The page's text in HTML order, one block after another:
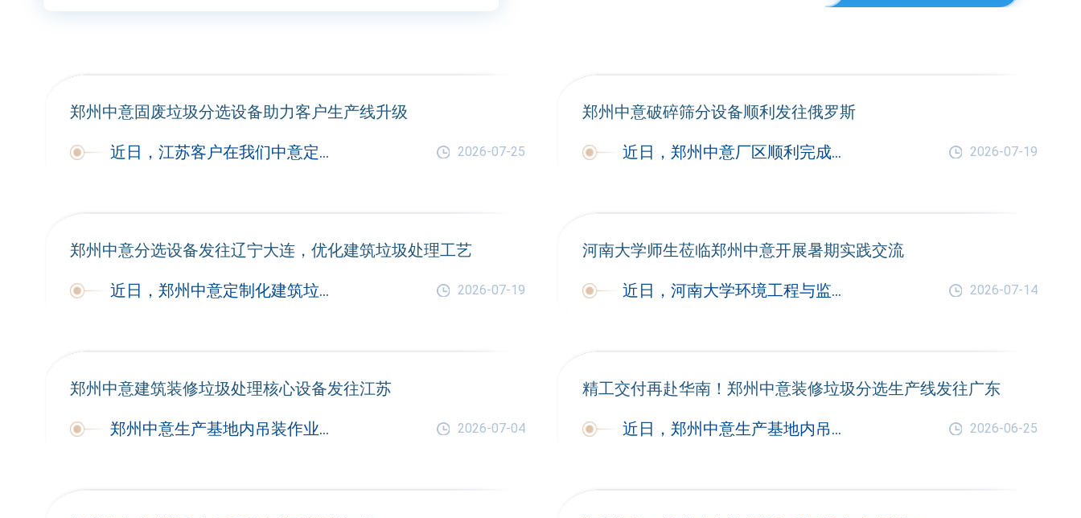
郑州中意固废垃圾分选设备助力客户生产线升级
近日，江苏客户在我们中意定制的棒条阶梯筛和棒条圆弛张筛正式完成装车发货，即将投入客户垃圾分选生产线，针对性解决客户原有设备筛分不彻底的生产难题，助力客 2026-07-25
郑州中意破碎筛分设备顺利发往俄罗斯
近日，郑州中意厂区顺利完成出口设备装车发货工作，本次交付的细碎机、振动筛设备正式启运，将发往俄罗斯合作客户现场，助力客户砂石加工生产线稳定运维、提质增效。 2026-07-19
郑州中意分选设备发往辽宁大连，优化建筑垃圾处理工艺
近日，郑州中意定制化建筑垃圾预处理设备顺利完成装车发货，设备将运往辽宁大连 2026-07-19
河南大学师生莅临郑州中意开展暑期实践交流
近日，河南大学环境工程与监测专业实习队莅临郑州中意矿山机械有限公司，开展暑期校外实践交流活动。 2026-07-14
郑州中意建筑装修垃圾处理核心设备发往江苏
郑州中意生产基地内吊装作业有序推进，一套建筑装修垃圾处理核心设备完成全项出厂质检，装车固定后正式启程发往江苏项目现场。本次交付的反击式破碎机与集 2026-07-04
精工交付再赴华南！郑州中意装修垃圾分选生产线发往广东
近日，郑州中意生产基地内吊装作业有序推进，一套专为广东客户定制的装修垃圾分选生产线完成全项出厂质检，完成装车固定后正式启程，奔赴项目现场 2026-06-25